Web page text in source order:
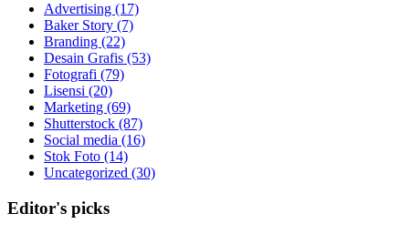
Advertising (17)
Baker Story (7)
Branding (22)
Desain Grafis (53)
Fotografi (79)
Lisensi (20)
Marketing (69)
Shutterstock (87)
Social media (16)
Stok Foto (14)
Uncategorized (30)
Editor's picks